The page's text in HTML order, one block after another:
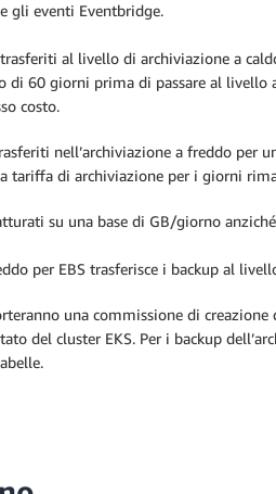
gli eventi Eventbridge.
al livello di archiviazione a
di 60 giorni prima di passare al
costo.
nell’archiviazione a freddo
tariffa di archiviazione per i giorni
su una base di GB/giorno
per EBS trasferisce i backup al
una commissione di
del cluster EKS. Per i backup